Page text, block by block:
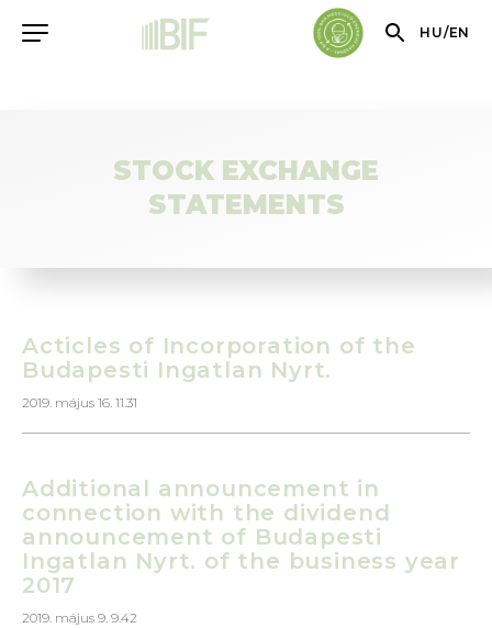
HU/EN
STOCK EXCHANGE
STATEMENTS
Acticles of Incorporation of the
Budapesti Ingatlan Nyrt.
2019. május 16. 11.31
Additional announcement in
connection with the dividend
announcement of Budapesti
Ingatlan Nyrt. of the business year
2017
2019. május 9. 9.42